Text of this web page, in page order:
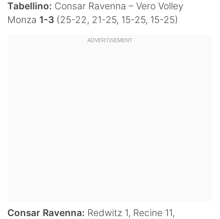
Hockey
Tabellino: Consar Ravenna – Vero Volley
Monza 1-3 (25-22, 21-25, 15-25, 15-25)
Consar Ravenna: Redwitz 1, Recine 11,